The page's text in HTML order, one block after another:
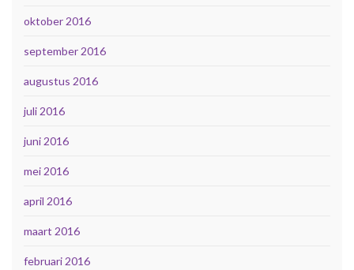
oktober 2016
september 2016
augustus 2016
juli 2016
juni 2016
mei 2016
april 2016
maart 2016
februari 2016